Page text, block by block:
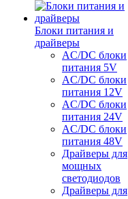
Блоки питания и
драйверы
AC/DC блоки
питания 5V
AC/DC блоки
питания 12V
AC/DC блоки
питания 24V
AC/DC блоки
питания 48V
Драйверы для
мощных
светодиодов
Драйверы для